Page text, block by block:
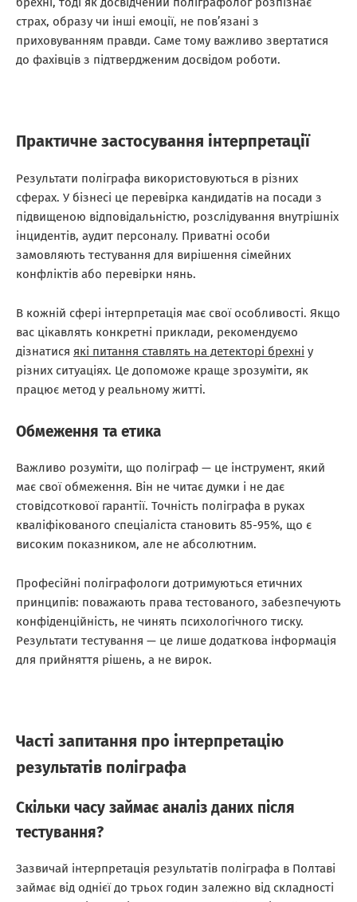
страх, образу чи інші емоції, не пов’язані з
приховуванням правди. Саме тому важливо звертатися
до фахівців з підтвердженим досвідом роботи.
Практичне застосування інтерпретації
Результати поліграфа використовуються в різних
сферах. У бізнесі це перевірка кандидатів на посади з
підвищеною відповідальністю, розслідування внутрішніх
інцидентів, аудит персоналу. Приватні особи
замовляють тестування для вирішення сімейних
конфліктів або перевірки нянь.
В кожній сфері інтерпретація має свої особливості. Якщо
вас цікавлять конкретні приклади, рекомендуємо
дізнатися які питання ставлять на детекторі брехні у
різних ситуаціях. Це допоможе краще зрозуміти, як
працює метод у реальному житті.
Обмеження та етика
Важливо розуміти, що поліграф — це інструмент, який
має свої обмеження. Він не читає думки і не дає
стовідсоткової гарантії. Точність поліграфа в руках
кваліфікованого спеціаліста становить 85-95%, що є
високим показником, але не абсолютним.
Професійні поліграфологи дотримуються етичних
принципів: поважають права тестованого, забезпечують
конфіденційність, не чинять психологічного тиску.
Результати тестування — це лише додаткова інформація
для прийняття рішень, а не вирок.
Часті запитання про інтерпретацію
результатів поліграфа
Скільки часу займає аналіз даних після
тестування?
Зазвичай інтерпретація результатів поліграфа в Полтаві
займає від однієї до трьох годин залежно від складності